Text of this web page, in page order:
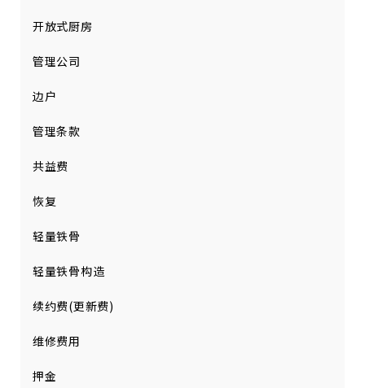
开放式厨房
管理公司
边户
管理条款
共益费
恢复
轻量铁骨
轻量铁骨构造
续约费(更新费)
维修费用
押金